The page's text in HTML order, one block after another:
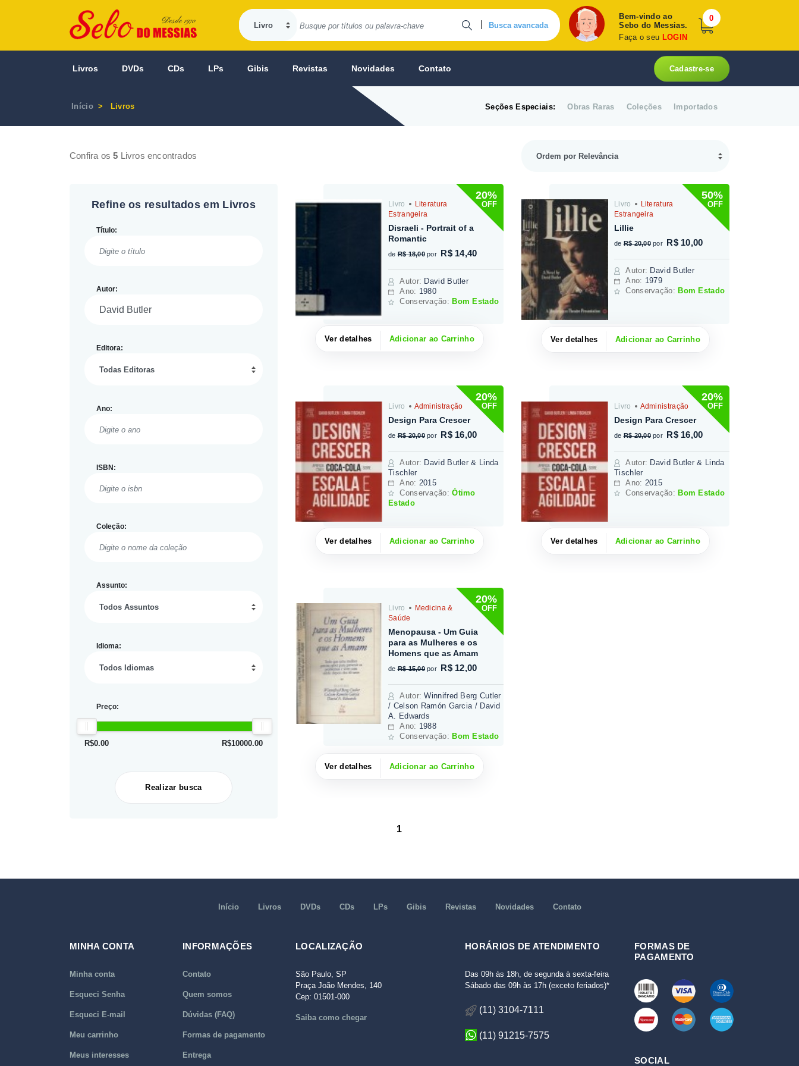
Busca avancada
Bem-vindo ao
Sebo do Messias.
Faça o seu LOGIN
0
Livros DVDs CDs LPs Gibis Revistas Novidades Contato Cadastre-se
Início Livros Seções Especiais: Obras Raras Coleções Importados
Confira os5 Livros encontrados
Refine os resultados em Livros
Título:
Autor:
Editora:
Ano:
ISBN:
Coleção:
Assunto:
Idioma:
Preço:
R$0.00 R$10000.00
20%
OFF
Livro
Literatura
Estrangeira
Disraeli - Portrait of a
Romantic
de R$ 18,00 por R$ 14,40
Autor: David Butler
Ano: 1980
Conservação: Bom Estado
Ver detalhes Adicionar ao Carrinho
50%
OFF
Livro
Literatura
Estrangeira
Lillie
de R$ 20,00 por R$ 10,00
Autor: David Butler
Ano: 1979
Conservação: Bom Estado
Ver detalhes Adicionar ao Carrinho
20%
OFF
Livro Administração
Design Para Crescer
de R$ 20,00 por R$ 16,00
Autor: David Butler & Linda
Tischler
Ano: 2015
Conservação:Ótimo
Estado
Ver detalhes Adicionar ao Carrinho
20%
OFF
Livro Administração
Design Para Crescer
de R$ 20,00 por R$ 16,00
Autor: David Butler & Linda
Tischler
Ano: 2015
Conservação:Bom Estado
Ver detalhes Adicionar ao Carrinho
20%
OFF
Livro
Medicina &
Saúde
Menopausa - Um Guia
para as Mulheres e os
Homens que as Amam
de R$ 15,00 por R$ 12,00
Autor:Winnifred Berg Cutler
/ Celson Ramón Garcia / David
A. Edwards
Ano: 1988
Conservação: Bom Estado
Ver detalhes Adicionar ao Carrinho
1
Início Livros DVDs CDs LPs Gibis Revistas Novidades Contato
MINHA CONTA
Minha conta
Esqueci Senha
Esqueci E-mail
Meu carrinho
Meus interesses
INFORMAÇÕES
Contato
Quem somos
Dúvidas (FAQ)
Formas de pagamento
Entrega
LOCALIZAÇÃO
São Paulo, SP
Praça João Mendes, 140
Cep: 01501-000
Saiba como chegar
HORÁRIOS DE ATENDIMENTO
Das 09h às 18h, de segunda à sexta-feira
Sábado das 09h às 17h (exceto feriados)*
(11) 3104-7111
(11) 91215-7575
FORMAS DE
PAGAMENTO
SOCIAL